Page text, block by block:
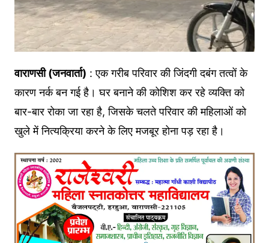
वाराणसी (जनवार्ता) : एक गरीब परिवार की जिंदगी दबंग तत्वों के
कारण नर्क बन गई है। घर बनाने की कोशिश कर रहे व्यक्ति को
बार-बार रोका जा रहा है, जिसके चलते परिवार की महिलाओं को
खुले में नित्यक्रिया करने के लिए मजबूर होना पड़ रहा है।